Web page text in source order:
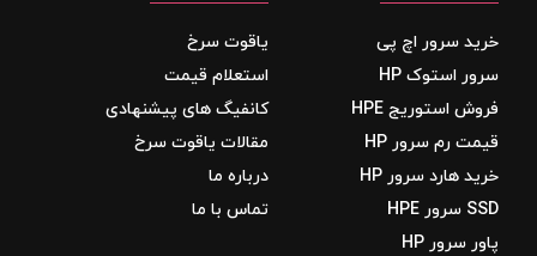
خرید سرور اچ پی
سرور استوک HP
فروش استوریج‌ HPE
قیمت رم سرور HP
خرید هارد سرور HP
SSD سرور HPE
پاور سرور HP
یاقوت سرخ
استعلام قیمت
کانفیگ های پیشنهادی
مقالات یاقوت سرخ
درباره ما
تماس با ما